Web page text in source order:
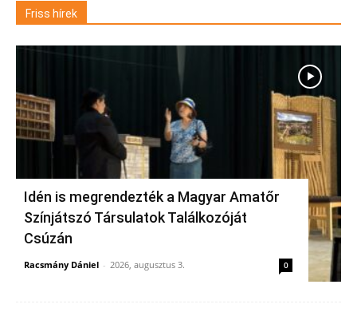
Friss hírek
Idén is megrendezték a Magyar Amatőr
Színjátszó Társulatok Találkozóját
Csúzán
Racsmány Dániel - 2026, augusztus 3. 0